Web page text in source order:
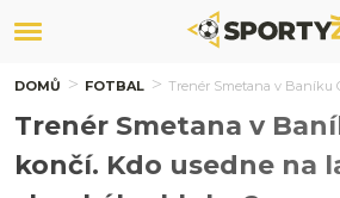
DOMŮ FOTBAL Trenér Smetana v Baníku
Trenér Smetana v
končí. Kdo usedne na